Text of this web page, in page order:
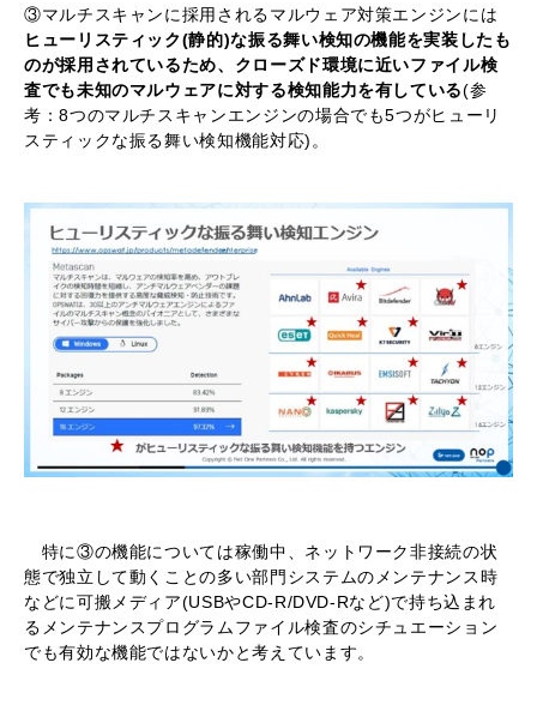
③マルチスキャンに採用されるマルウェア対策エンジンには
ヒューリスティック(静的)な振る舞い検知の機能を実装したも
のが採用されているため、クローズド環境に近いファイル検
査でも未知のマルウェアに対する検知能力を有している(参
考：8つのマルチスキャンエンジンの場合でも5つがヒューリ
スティックな振る舞い検知機能対応)。
特に③の機能については稼働中、ネットワーク非接続の状
態で独立して動くことの多い部門システムのメンテナンス時
などに可搬メディア(USBやCD-R/DVD-Rなど)で持ち込まれ
るメンテナンスプログラムファイル検査のシチュエーション
でも有効な機能ではないかと考えています。